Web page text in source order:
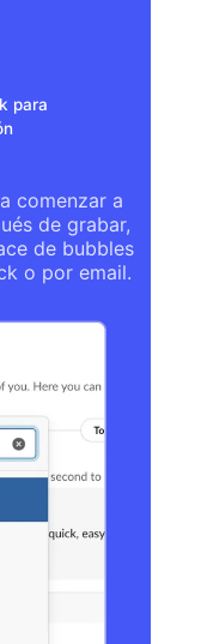
para
comenzar a
de grabar,
de bubbles
o por email.